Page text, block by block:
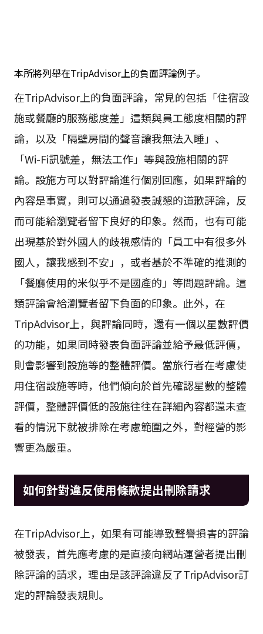
本所將列舉在TripAdvisor上的負面評論例子。
在TripAdvisor上的負面評論，常見的包括「住宿設
施或餐廳的服務態度差」這類與員工態度相關的評
論，以及「隔壁房間的聲音讓我無法入睡」、
「Wi-Fi訊號差，無法工作」等與設施相關的評
論。設施方可以對評論進行個別回應，如果評論的
內容是事實，則可以通過發表誠懇的道歉評論，反
而可能給瀏覽者留下良好的印象。然而，也有可能
出現基於對外國人的歧視感情的「員工中有很多外
國人，讓我感到不安」，或者基於不準確的推測的
「餐廳使用的米似乎不是國產的」等問題評論。這
類評論會給瀏覽者留下負面的印象。此外，在
TripAdvisor上，與評論同時，還有一個以星數評價
的功能，如果同時發表負面評論並給予最低評價，
則會影響到設施等的整體評價。當旅行者在考慮使
用住宿設施等時，他們傾向於首先確認星數的整體
評價，整體評價低的設施往往在詳細內容都還未查
看的情況下就被排除在考慮範圍之外，對經營的影
響更為嚴重。
如何針對違反使用條款提出刪除請求
在TripAdvisor上，如果有可能導致聲譽損害的評論
被發表，首先應考慮的是直接向網站運營者提出刪
除評論的請求，理由是該評論違反了TripAdvisor訂
定的評論發表規則。